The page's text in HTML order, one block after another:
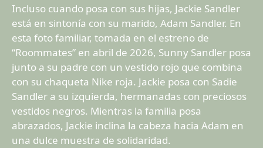
Incluso cuando posa con sus hijas, Jackie Sandler
está en sintonía con su marido, Adam Sandler. En
esta foto familiar, tomada en el estreno de
“Roommates” en abril de 2026, Sunny Sandler posa
junto a su padre con un vestido rojo que combina
con su chaqueta Nike roja. Jackie posa con Sadie
Sandler a su izquierda, hermanadas con preciosos
vestidos negros. Mientras la familia posa
abrazados, Jackie inclina la cabeza hacia Adam en
una dulce muestra de solidaridad.